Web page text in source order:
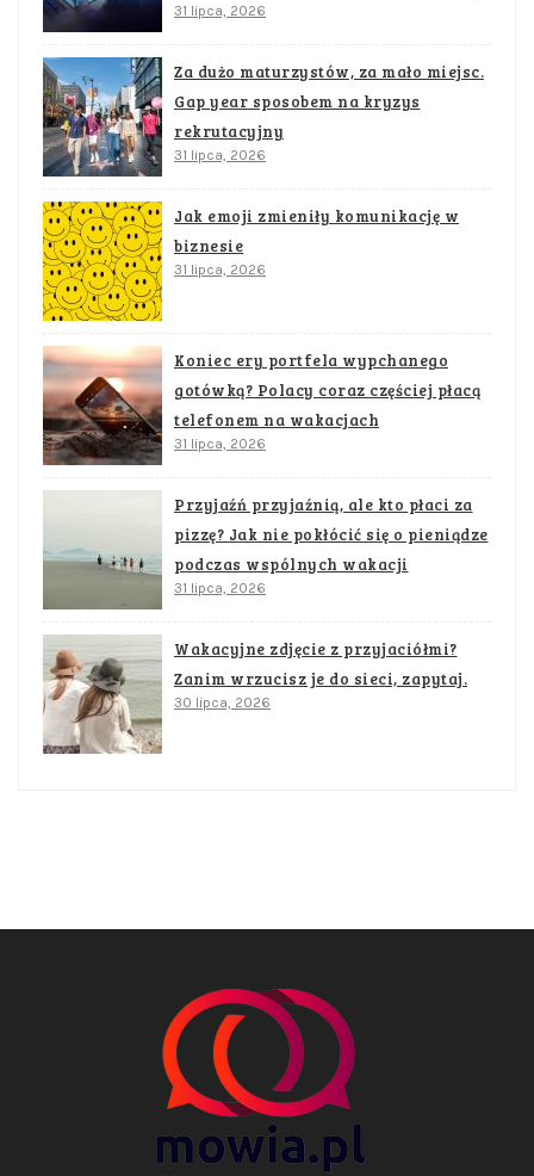
31 lipca, 2026
Za dużo maturzystów, za mało miejsc.
Gap year sposobem na kryzys
rekrutacyjny
31 lipca, 2026
Jak emoji zmieniły komunikację w
biznesie
31 lipca, 2026
Koniec ery portfela wypchanego
gotówką? Polacy coraz częściej płacą
telefonem na wakacjach
31 lipca, 2026
Przyjaźń przyjaźnią, ale kto płaci za
pizzę? Jak nie pokłócić się o pieniądze
podczas wspólnych wakacji
31 lipca, 2026
Wakacyjne zdjęcie z przyjaciółmi?
Zanim wrzucisz je do sieci, zapytaj.
30 lipca, 2026